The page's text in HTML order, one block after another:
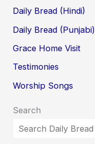
Daily Bread (Hindi)
Daily Bread (Punjabi)
Grace Home Visit
Testimonies
Worship Songs
Search